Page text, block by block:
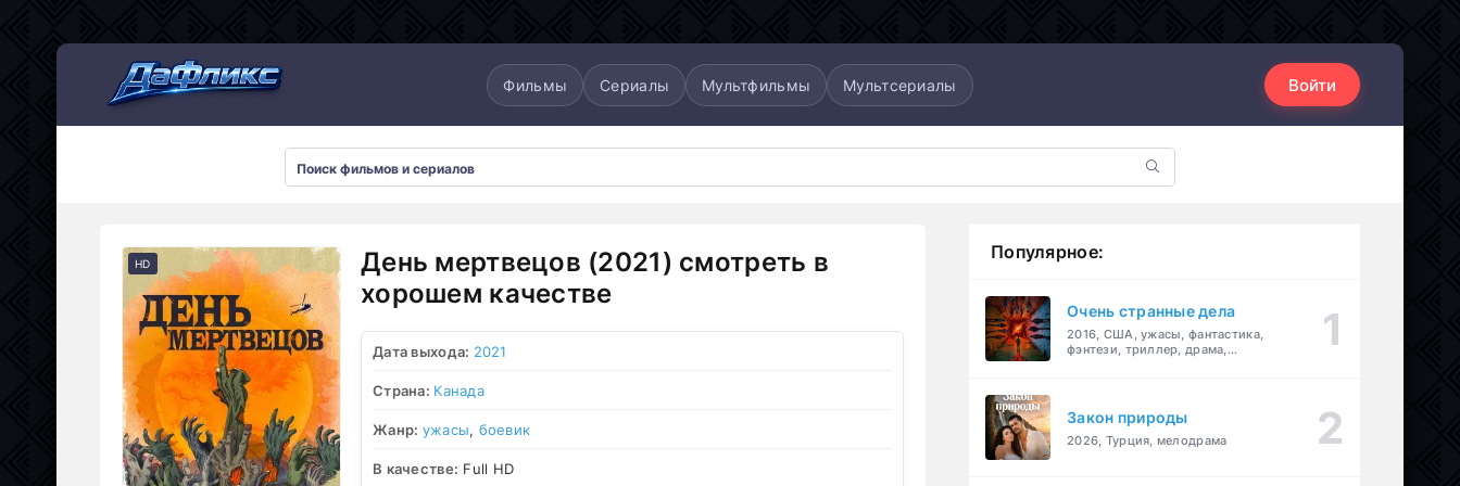
Фильмы Сериалы Мультфильмы Мультсериалы Войти
HD
День мертвецов (2021) смотреть в
хорошем качестве
Дата выхода: 2021
Страна: Канада
Жанр: ужасы, боевик
В качестве: Full HD
Популярное:
Очень странные дела
2016, США, ужасы, фантастика,
фэнтези, триллер, драма,
Закон природы
2026, Турция, мелодрама
Мультсериалы